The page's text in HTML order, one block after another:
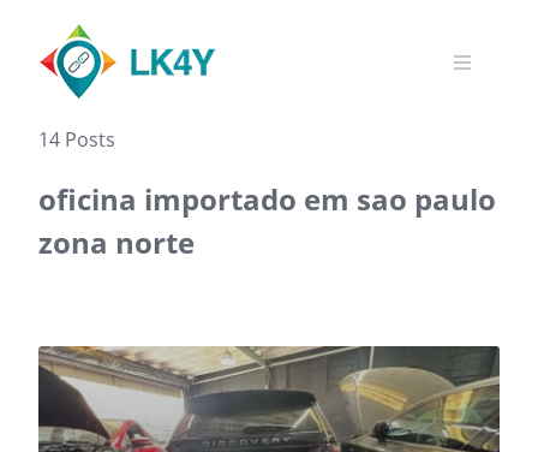
content
14 Posts
oficina importado em sao paulo
zona norte